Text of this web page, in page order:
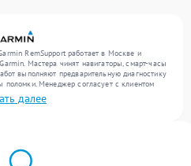
RemSupport работает в Москве и
Мастера чинят навигаторы, смарт-часы
выполняют предварительную диагностику
поломки. Менеджер согласует с клиентом
Только после этого инженеры
необходимости. После работ их качество
далее